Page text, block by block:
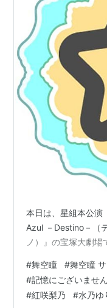
本日は、星組本公演
Azul －Destino－（
ノ）』の宝塚大劇場
#舞空瞳 #舞空瞳
#記憶にございません
#紅咲梨乃 #水乃ゆ